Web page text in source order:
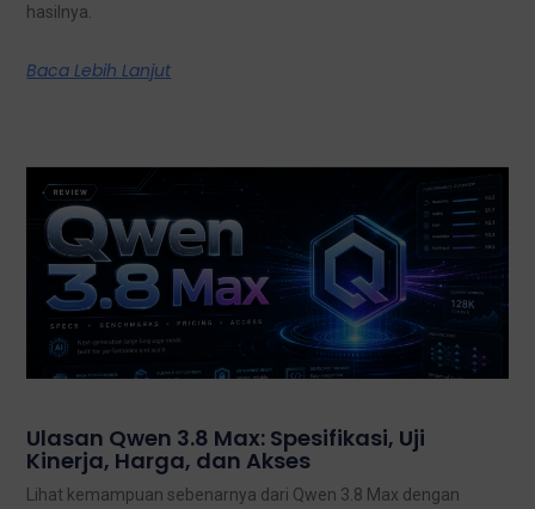
hasilnya.
Baca Lebih Lanjut
Ulasan Qwen 3.8 Max: Spesifikasi, Uji
Kinerja, Harga, dan Akses
Lihat kemampuan sebenarnya dari Qwen 3.8 Max dengan